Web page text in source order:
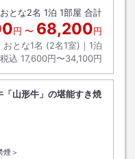
おとな2名 1泊 1部屋 合計
円 〜 68,200円
おとな1名 (2名1室)｜ 1泊
税込 17,600円〜34,100円
山形牛」の堪能すき焼
煙＞